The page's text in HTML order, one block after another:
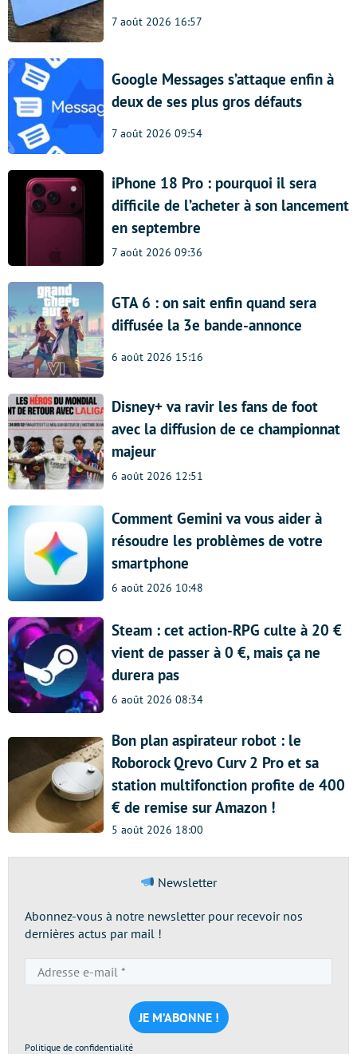
7 août 2026 16:57
Google Messages s’attaque enfin à
deux de ses plus gros défauts
7 août 2026 09:54
iPhone 18 Pro : pourquoi il sera
difficile de l’acheter à son lancement
en septembre
7 août 2026 09:36
GTA 6 : on sait enfin quand sera
diffusée la 3e bande-annonce
6 août 2026 15:16
Disney+ va ravir les fans de foot
avec la diffusion de ce championnat
majeur
6 août 2026 12:51
Comment Gemini va vous aider à
résoudre les problèmes de votre
smartphone
6 août 2026 10:48
Steam : cet action-RPG culte à 20 €
vient de passer à 0 €, mais ça ne
durera pas
6 août 2026 08:34
Bon plan aspirateur robot : le
Roborock Qrevo Curv 2 Pro et sa
station multifonction profite de 400
€ de remise sur Amazon !
5 août 2026 18:00
Newsletter
Abonnez-vous à notre newsletter pour recevoir nos
dernières actus par mail !
e-
mail
*
Politique de confidentialité